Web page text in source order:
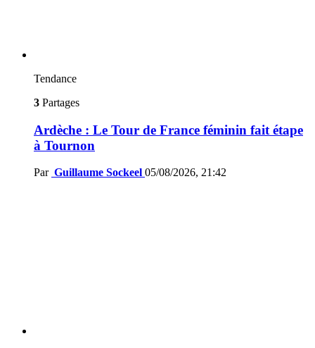
Tendance
3 Partages
Ardèche : Le Tour de France féminin fait étape
à Tournon
Par Guillaume Sockeel 05/08/2026, 21:42